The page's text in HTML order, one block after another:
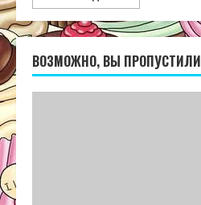
ВОЗМОЖНО, ВЫ ПРОПУСТИЛИ